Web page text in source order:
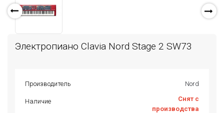
Электропиано Clavia Nord Stage 2 SW73
Производитель Nord
Наличие
Снят с
производства